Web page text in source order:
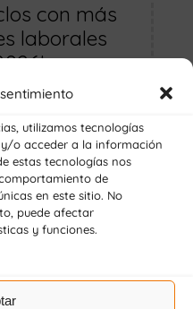
utilizamos tecnologías
o acceder a la información
estas tecnologías nos
de
en este sitio. No
puede afectar
y funciones.
con más
laborales